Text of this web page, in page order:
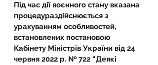
Під час дії воєнного стану вказана
процедураздійснюється з
урахуванням особливостей,
встановлених постановою
Кабінету Міністрів України від 24
червня 2022 р. № 722 “Деякі